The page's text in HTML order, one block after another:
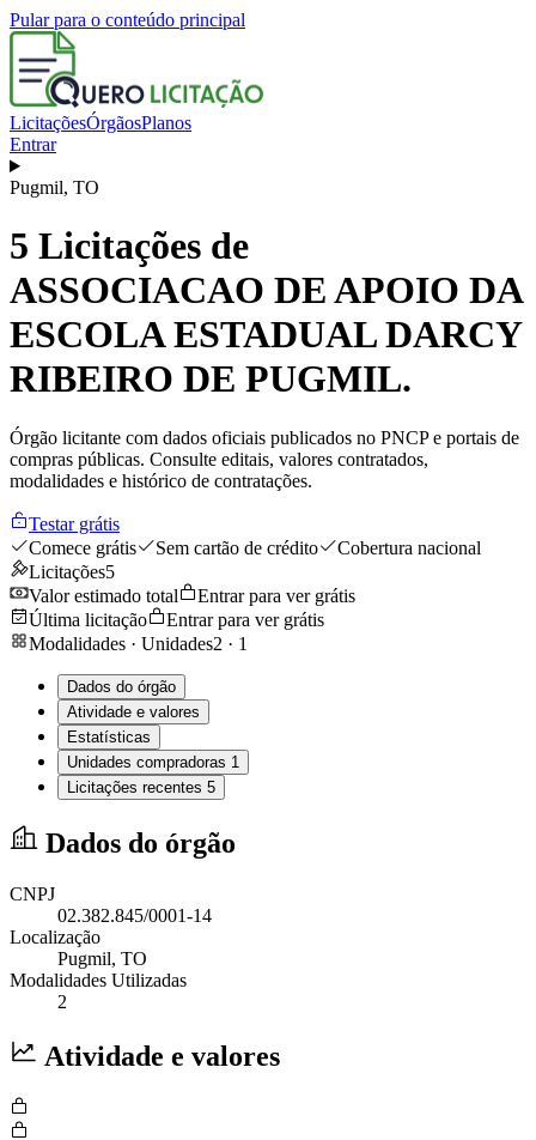
Pular para o conteúdo principal
LicitaçõesÓrgãosPlanos
Entrar
Pugmil, TO
5 Licitações de
ASSOCIACAO DE APOIO DA
ESCOLA ESTADUAL DARCY
RIBEIRO DE PUGMIL.
Órgão licitante com dados oficiais publicados no PNCP e portais de
compras públicas. Consulte editais, valores contratados,
modalidades e histórico de contratações.
Testar grátis
Comece grátis
Sem cartão de crédito
Cobertura nacional
Licitações5
Valor estimado total
Entrar para ver grátis
Última licitação
Entrar para ver grátis
Modalidades · Unidades2 · 1
Dados do órgão
Atividade e valores
Estatísticas
Unidades compradoras 1
Licitações recentes 5
Dados do órgão
CNPJ
02.382.845/0001-14
Localização
Pugmil, TO
Modalidades Utilizadas
2
Atividade e valores